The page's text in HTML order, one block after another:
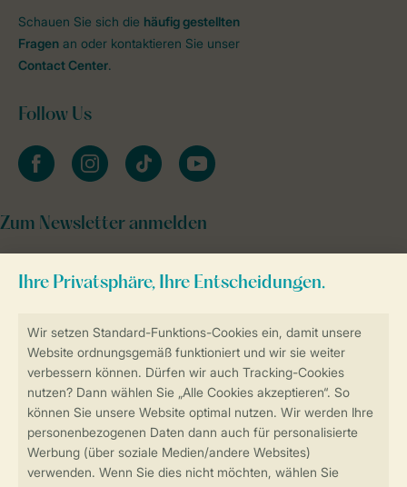
Sicher und schnell zur Online-Buchung
Sichere Datenübertragung
Sicheres Bezahlen
Schauen Sie sich die häufig gestellten
Fragen an oder kontaktieren Sie unser
Contact Center.
Follow Us
facebookinstagramtiktok youtube
Zum Newsletter anmelden